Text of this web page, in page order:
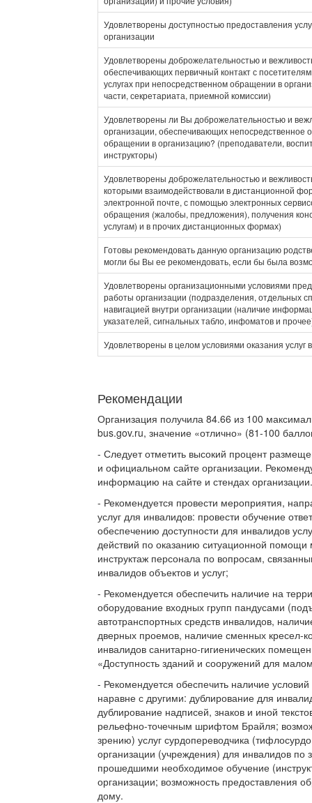
Удовлетворены доступностью предоставления
организации
Удовлетворены доброжелательностью и
обеспечивающих первичный контакт с
услугах при непосредственном обращении в
части, секретариата, приемной комиссии)
Удовлетворены ли Вы доброжелательностью и
организации, обеспечивающих непосредственное
обращении в организацию? (преподаватели,
инструкторы)
Удовлетворены доброжелательностью и
которыми взаимодействовали в дистанционной
электронной почте, с помощью электронных
обращения (жалобы, предложения), получения
услугам) и в прочих дистанционных формах)
Готовы рекомендовать данную организацию
могли бы Вы ее рекомендовать, если бы была
Удовлетворены организационными условиями
работы организации (подразделения, отдельных
навигацией внутри организации (наличие
указателей, сигнальных табло, инфоматов и
Удовлетворены в целом условиями оказания услуг
Рекомендации
Организация получила 84.66 из 100
bus.gov.ru, значение «отлично» (81-100
- Следует отметить высокий процент
и официальном сайте организации.
информацию на сайте и стендах организации.
- Рекомендуется провести мероприятия,
услуг для инвалидов: провести обучение
обеспечению доступности для инвалидов
действий по оказанию ситуационной
инструктаж персонала по вопросам,
инвалидов объектов и услуг;
- Рекомендуется обеспечить наличие на
оборудование входных групп пандусами
автотранспортных средств инвалидов,
дверных проемов, наличие сменных кресел-
инвалидов санитарно-гигиенических
«Доступность зданий и сооружений для
- Рекомендуется обеспечить наличие
наравне с другими: дублирование для
дублирование надписей, знаков и иной
рельефно-точечным шрифтом Брайля;
зрению) услуг сурдопереводчика
организации (учреждения) для инвалидов
прошедшими необходимое обучение
организации; возможность предоставления
дому.